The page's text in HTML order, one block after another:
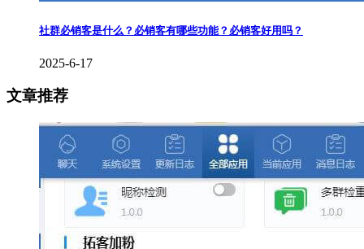
社群必销客是什么？必销客有哪些功能？必销客好用吗？
2025-6-17
文章推荐